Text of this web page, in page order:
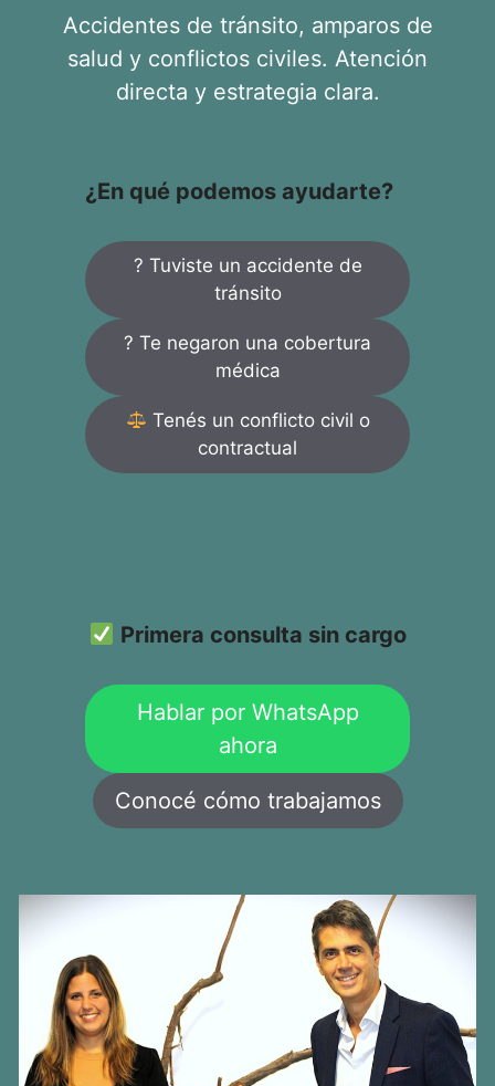
Accidentes de tránsito, amparos de
salud y conflictos civiles. Atención
directa y estrategia clara.
¿En qué podemos ayudarte?
? Tuviste un accidente de
tránsito
? Te negaron una cobertura
médica
Tenés un conflicto civil o
contractual
Primera consulta sin cargo
Hablar por WhatsApp
ahora
Conocé cómo trabajamos